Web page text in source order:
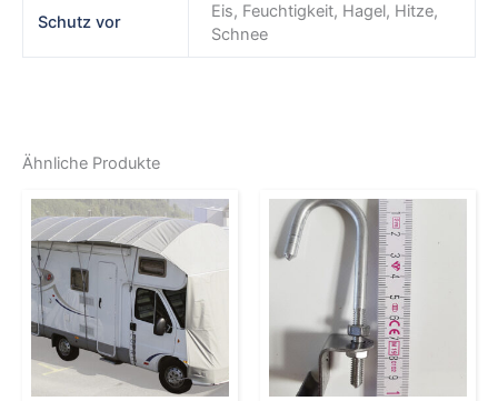
Schutz vor
Eis, Feuchtigkeit, Hagel, Hitze,
Schnee
Ähnliche Produkte